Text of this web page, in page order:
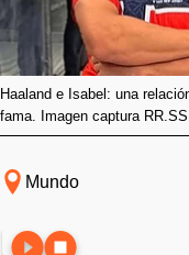
Haaland e Isabel: una
fama. Imagen captura RR.SS.
Mundo